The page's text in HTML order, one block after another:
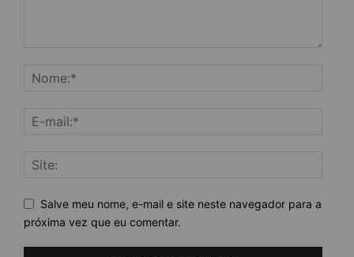
Salve meu nome, e-mail e site neste navegador para a
próxima vez que eu comentar.